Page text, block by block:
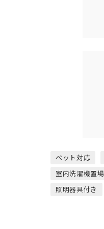
ペット対応
室内洗濯機置場
照明器具付き